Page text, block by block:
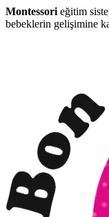
Montessori eğitim
bebeklerin gelişimine